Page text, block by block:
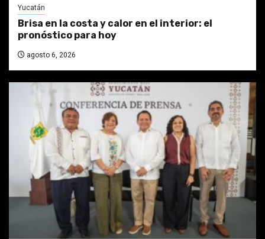
Yucatán
Brisa en la costa y calor en el interior: el
pronóstico para hoy
agosto 6, 2026